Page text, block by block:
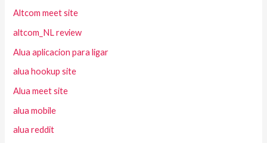
Altcom meet site
altcom_NL review
Alua aplicacion para ligar
alua hookup site
Alua meet site
alua mobile
alua reddit